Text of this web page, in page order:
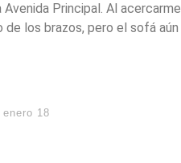
Principal. Al
los brazos, pero el sofá aún
enero 18